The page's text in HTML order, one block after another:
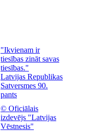
"Ikvienam ir
tiesības zināt savas
tiesības."
Latvijas Republikas
Satversmes 90.
pants
© Oficiālais
izdevējs "Latvijas
Vēstnesis"